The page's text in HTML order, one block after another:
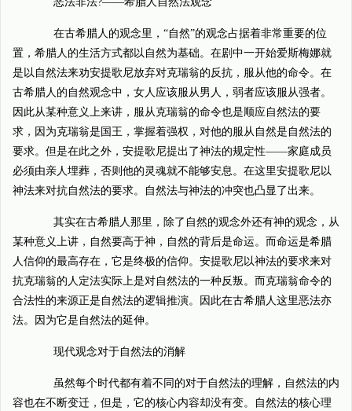
在古希腊人的观念里，“自然”的观念占据着非常重要的位
置，希腊人的生活方式都以自然为基础。在剧中一开始爱斯梅娜就
是以自然法来劝安提歌尼放弃对克瑞翁的反抗，服从他的命令。在
古希腊人的自然观念中，女人应该服从男人，弱者应该服从强者。
因此从某种意义上来讲，服从克瑞翁的命令也是顺应自然法的要
求，因为克瑞翁是国王，掌握着强权，对他的服从自然是自然法的
要求。但是在此之外，安提歌尼提出了神法的规定性——家庭成员
必须由亲人埋葬，否则他的灵魂就不能够安息。在这里安提歌尼以
神法来对抗自然法的要求。自然法与神法的冲突也凸显了出来。
其实在古希腊人那里，除了自然的观念外还有神的观念，从
某种意义上讲，自然要高于神，自然的背后是命运。而命运是希腊
人信仰的最高存在，它是终极的信仰。安提歌尼以神法的要求来对
抗克瑞翁的人定法实际上是对自然法的一种反叛。而克瑞翁命令的
合法性的来源正是自然法的逻辑推演。因此在古希腊人这里恶法亦
法。因为它是自然法的延伸。
现代观念对于自然法的消解
虽然每个时代都有着不同的对于自然法的理解，自然法的内
容也在不断变迁，但是，它的核心内容却没有变。自然法的核心理